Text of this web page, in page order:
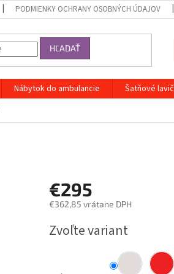
PODMIENKY OCHRANY OSOBNÝCH ÚDAJOV
HĽADAŤ
Nábytok do ambulancie Šatňové
€295
€362,85 vrátane DPH
cena:
Zvoľte variant